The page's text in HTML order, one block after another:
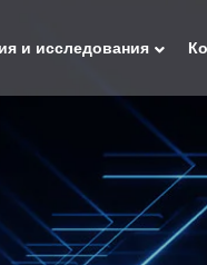
и исследования